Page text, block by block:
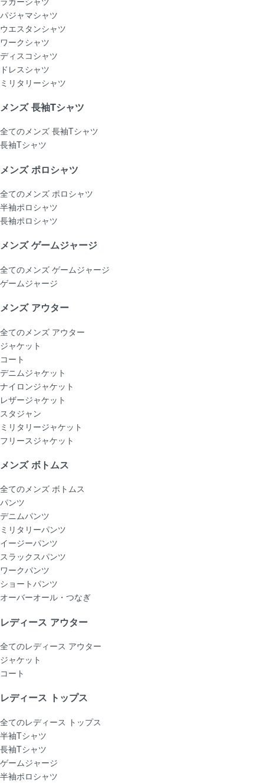
パジャマシャツ
ウエスタンシャツ
ワークシャツ
ディスコシャツ
ドレスシャツ
ミリタリーシャツ
メンズ 長袖Tシャツ
全てのメンズ 長袖Tシャツ
長袖Tシャツ
メンズ ポロシャツ
全てのメンズ ポロシャツ
半袖ポロシャツ
長袖ポロシャツ
メンズ ゲームジャージ
全てのメンズ ゲームジャージ
ゲームジャージ
メンズ アウター
全てのメンズ アウター
ジャケット
コート
デニムジャケット
ナイロンジャケット
レザージャケット
スタジャン
ミリタリージャケット
フリースジャケット
メンズ ボトムス
全てのメンズ ボトムス
パンツ
デニムパンツ
ミリタリーパンツ
イージーパンツ
スラックスパンツ
ワークパンツ
ショートパンツ
オーバーオール・つなぎ
レディース アウター
全てのレディース アウター
ジャケット
コート
レディース トップス
全てのレディース トップス
半袖Tシャツ
長袖Tシャツ
ゲームジャージ
半袖ポロシャツ